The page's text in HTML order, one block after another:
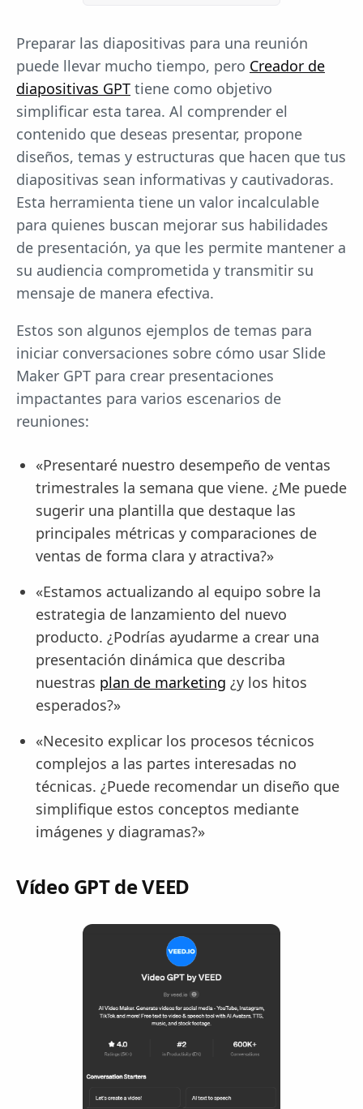
Preparar las diapositivas para una reunión
puede llevar mucho tiempo, pero Creador de
diapositivas GPT tiene como objetivo
simplificar esta tarea. Al comprender el
contenido que deseas presentar, propone
diseños, temas y estructuras que hacen que tus
diapositivas sean informativas y cautivadoras.
Esta herramienta tiene un valor incalculable
para quienes buscan mejorar sus habilidades
de presentación, ya que les permite mantener a
su audiencia comprometida y transmitir su
mensaje de manera efectiva.
Estos son algunos ejemplos de temas para
iniciar conversaciones sobre cómo usar Slide
Maker GPT para crear presentaciones
impactantes para varios escenarios de
reuniones:
«Presentaré nuestro desempeño de ventas
trimestrales la semana que viene. ¿Me puede
sugerir una plantilla que destaque las
principales métricas y comparaciones de
ventas de forma clara y atractiva?»
«Estamos actualizando al equipo sobre la
estrategia de lanzamiento del nuevo
producto. ¿Podrías ayudarme a crear una
presentación dinámica que describa
nuestras plan de marketing ¿y los hitos
esperados?»
«Necesito explicar los procesos técnicos
complejos a las partes interesadas no
técnicas. ¿Puede recomendar un diseño que
simplifique estos conceptos mediante
imágenes y diagramas?»
Vídeo GPT de VEED